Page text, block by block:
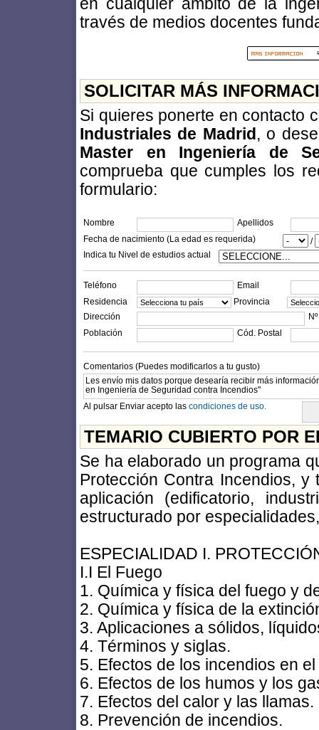
en cualquier ámbito de la
través de medios docentes
SOLICITAR MÁS
Si quieres ponerte en contacto
Industriales de Madrid , o
Master en Ingeniería de
comprueba que cumples los
formulario:
Nombre
Apellidos
Fecha de nacimiento (La edad es requerida)
/
Indica tu Nivel de estudios actual
Teléfono
Email
Residencia
Provincia
Dirección
Nº
Población
Cód. Postal
Comentarios (Puedes modificarlos a tu gusto)
Al pulsar Enviar acepto las condiciones de uso.
TEMARIO CUBIERTO POR
Se ha elaborado un programa
Protección Contra Incendios,
aplicación (edificatorio,
estructurado por
ESPECIALIDAD I.
I.I El Fuego
1. Química y física del fuego y
2. Química y física de la
3. Aplicaciones a sólidos,
4. Términos y siglas.
5. Efectos de los incendios en
6. Efectos de los humos y los
7. Efectos del calor y las llamas.
8. Prevención de incendios.